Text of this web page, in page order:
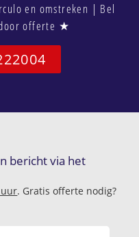
en omstreken | Bel
offerte ★
bericht via het
. Gratis offerte nodig?